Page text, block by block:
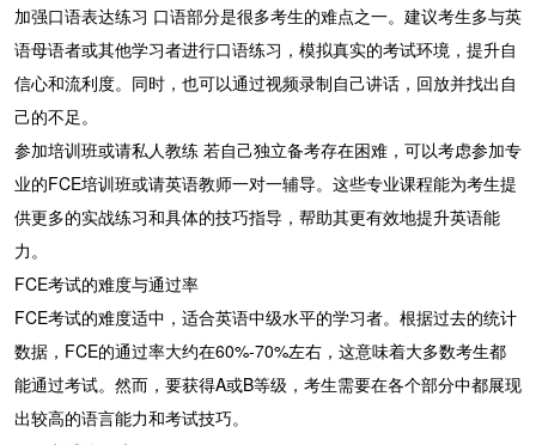
加强口语表达练习 口语部分是很多考生的难点之一。建议考生多与英
语母语者或其他学习者进行口语练习，模拟真实的考试环境，提升自
信心和流利度。同时，也可以通过视频录制自己讲话，回放并找出自
己的不足。
参加培训班或请私人教练 若自己独立备考存在困难，可以考虑参加专
业的FCE培训班或请英语教师一对一辅导。这些专业课程能为考生提
供更多的实战练习和具体的技巧指导，帮助其更有效地提升英语能
力。
FCE考试的难度与通过率
FCE考试的难度适中，适合英语中级水平的学习者。根据过去的统计
数据，FCE的通过率大约在60%-70%左右，这意味着大多数考生都
能通过考试。然而，要获得A或B等级，考生需要在各个部分中都展现
出较高的语言能力和考试技巧。